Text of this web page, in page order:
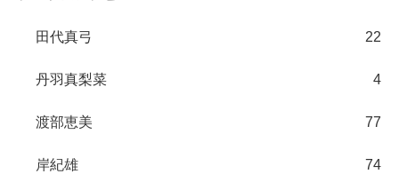
田代真弓 22
丹羽真梨菜 4
渡部恵美 77
岸紀雄 74